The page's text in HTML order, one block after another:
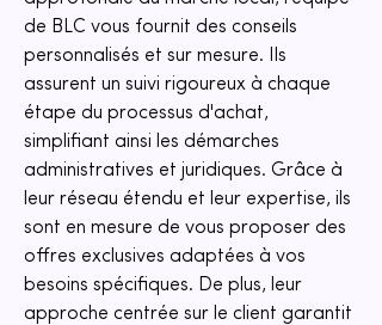
de BLC vous fournit des conseils
personnalisés et sur mesure. Ils
assurent un suivi rigoureux à chaque
étape du processus d'achat,
simplifiant ainsi les démarches
administratives et juridiques. Grâce à
leur réseau étendu et leur expertise, ils
sont en mesure de vous proposer des
offres exclusives adaptées à vos
besoins spécifiques. De plus, leur
approche centrée sur le client garantit